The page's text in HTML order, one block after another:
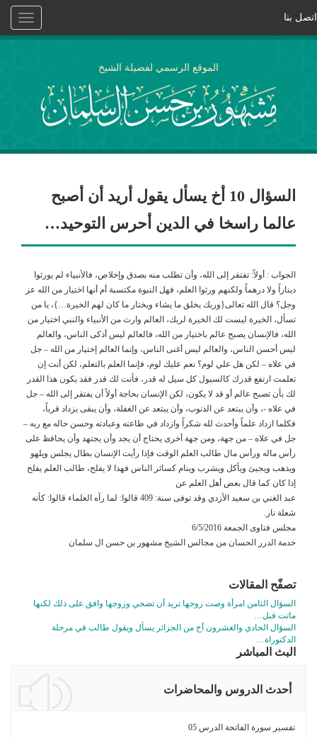
Toggle
اتصل بنا
الموقع الرسمي لفضيلة الشيخ
السؤال 10 أخ يسأل يقول أريد أن أصبح
عالما راسخا في الدين أحرس التوحيد…
الجواب : أولاً: تفتقر إلى الله، وأن تطلب منه بصدق وإخلاص، فالأنبياء لم يورثوا
ديناراً ولا درهماً ولكنهم ورثوا العلم، فهل النبوة مكتسبة أم أنها اختيار من الله عز
وجل؟ قال الله تعالى{وربك يخلق ما يشاء ويختار ما كان لهم الخيرة…}، يا من
تسأل، الخيرة ليست لك الخيرة لربك، العالم وارث من الأنبياء والنبي اختيار من
الله، فالإنسان يصبح عالم باختيار من الله، فالعالم ليس أذكى الناس، والعالم
ليس أحسن الناس، والعالم ليس أغنى الناس، وإنما العالم إختيار من الله – جل
في علاه – لكن هل علي لوم؟ نعم عليك لوم، فإنما العلم بالتعلم، لكن أنت إن
تعلمت ارتفع قدرك كالسيول كل سيل له قدر، فأنت لك قدر فقد يكون هذا القدر
لك بأن تصبح عالم أو قد لا يكون، لكن الإنسان بحاجة أولاً أن يفتقر إلى الله – جل
في علاه -، وأن يبتعد عن الذنوب، وأن يبتعد عن الغفلة، وأن يبقى يزداد قرباً،
فكلما ازداد علماً وأحدث لله شكراً وازداد في طاعته وعبادته وحسن حاله مع ربه –
جل في علاه – من جهة، ومن جهة أخرى يحتاج أن يجد وأن يجتهد وأن يحافظ على
رأس ماله ورأس مال طالب العلم الوقت فإذا رأيت الإنسان بطال يجلس ويلهو
ويذهب ويجيئ ويأكل ويشرب وينام كسائر الناس فهذا لا يفلح، طالب العلم يفلح
إذا كان كما قال بعض أهل العلم عن
عبد الغني بن سعيد الأزدي وقد توفى سنة: 409 قالوا: لما رآه العلماء قالوا: كأنه
شعلة نار.
مجلس فتاوى الجمعة 6/5/2016
خدمة الدرر الحسان من مجالس الشيخ مشهور بن حسن ال سلمان
تصفّح المقالات
السؤال الثامن امرأة وصت زوجها تريد أن تضحي وزوجها وافق على ذلك لكنها
ماتت قبل…
السؤال الحادي والعشرون أخ من الجزائر يسأل ويقول طالب في مرحلة
الدكتوراة…
البث المباشر
أحدث الدروس والمحاضرات
تفسير سورة الفاتحة الدرس 05